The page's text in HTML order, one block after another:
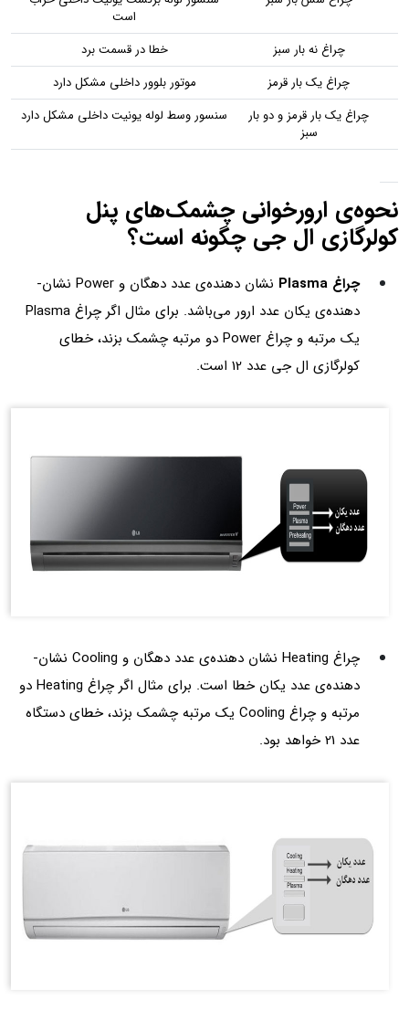
است
چراغ نه بار سبز
خطا در قسمت برد
چراغ یک بار قرمز
موتور بلوور داخلی مشکل دارد
چراغ یک بار قرمز و دو بار
سبز
سنسور وسط لوله یونیت داخلی مشکل دارد
نحوه‌ی ارورخوانی چشمک­‌ها­ی پنل
کولرگازی ال جی چگونه است؟
چراغ Plasma
نشان­ دهنده­‌ی عدد دهگان و Power نشان­
د‌هنده­‌ی یکان عدد ارور می­‌باشد. برای مثال اگر چراغ Plasma
یک مرتبه و چراغ Power دو مرتبه چشمک بزند، خطای
کولرگازی ال جی عدد 12 است.
چراغ Heating نشان­ دهنده­‌ی عدد دهگان و Cooling نشان­
دهنده‌­ی‌ عدد یکان خطا است. برای مثال اگر چراغ Heating دو
مرتبه و چراغ Cooling یک مرتبه چشمک بزند، خطای دستگاه
عدد 21 خواهد بود.